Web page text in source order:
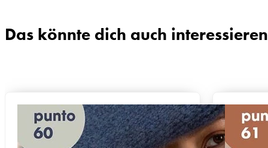
Das könnte dich auch interessieren